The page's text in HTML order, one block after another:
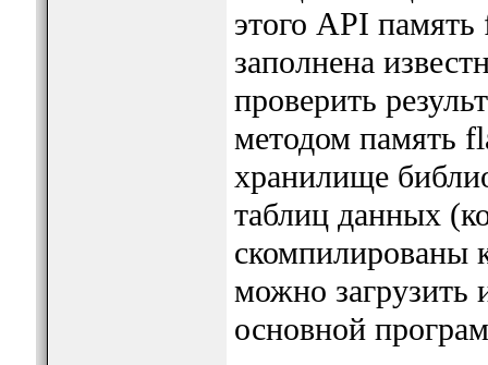
этого API
заполнена
проверить
методом память
хранилище
таблиц данных
скомпилированы
можно загрузить
основной